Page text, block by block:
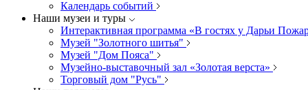
Календарь событий
Наши музеи и туры
Интерактивная программа «В гостях у Дарьи
Музей "Золотного шитья"
Музей "Дом Пояса"
Музейно-выставочный зал «Золотая верста»
Торговый дом "Русь"